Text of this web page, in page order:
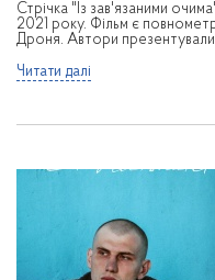
Стрічка "Із зав'язаними
2021 року. Фільм є
Дроня. Автори
Читати далі